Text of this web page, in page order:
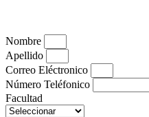
Nombre
Apellido
Correo Eléctronico
Número Teléfonico
Facultad